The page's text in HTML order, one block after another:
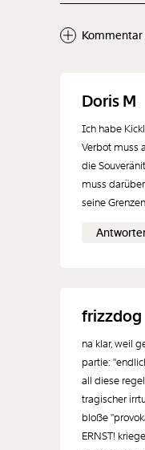
Neuen
Der Inhalt dieses
Doris M
Ich habe
Verbot muss
die
muss
seine
frizzdog
na klar, weil
partie:
all diese
tragischer
bloße
ERNST!